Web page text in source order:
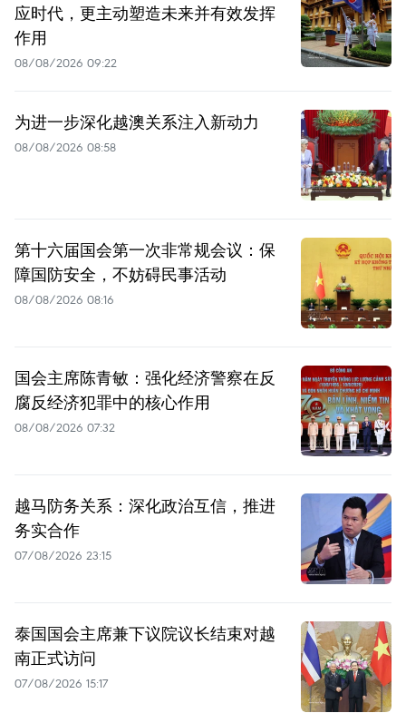
应时代，更主动塑造未来并有效发挥
作用
08/08/2026 09:22
为进一步深化越澳关系注入新动力
08/08/2026 08:58
第十六届国会第一次非常规会议：保
障国防安全，不妨碍民事活动
08/08/2026 08:16
国会主席陈青敏：强化经济警察在反
腐反经济犯罪中的核心作用
08/08/2026 07:32
越马防务关系：深化政治互信，推进
务实合作
07/08/2026 23:15
泰国国会主席兼下议院议长结束对越
南正式访问
07/08/2026 15:17